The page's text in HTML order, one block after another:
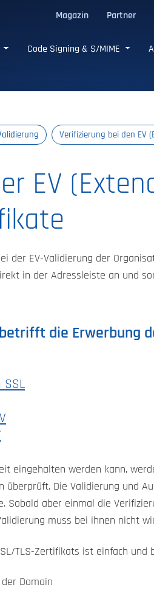
Magazin Partner
Code Signing & S/MIME
Verifizierung bei den EV
EV
der EV-Validierung der
in der Adressleiste an und
die Erwerbung
SSL
eingehalten werden kann,
überprüft. Die Validierung und
Sobald aber einmal die
muss bei ihnen nicht
TLS-Zertifikats ist einfach und
Domain